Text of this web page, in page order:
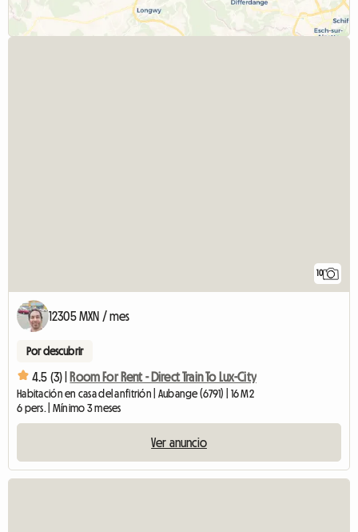
10
12305 MXN / mes
Por descubrir
4.5 (3) | Room For Rent - Direct Train To Lux-City
Habitación en casa del anfitrión | Aubange (6791) | 16 M2
6 pers. | Mínimo 3 meses
Ver anuncio